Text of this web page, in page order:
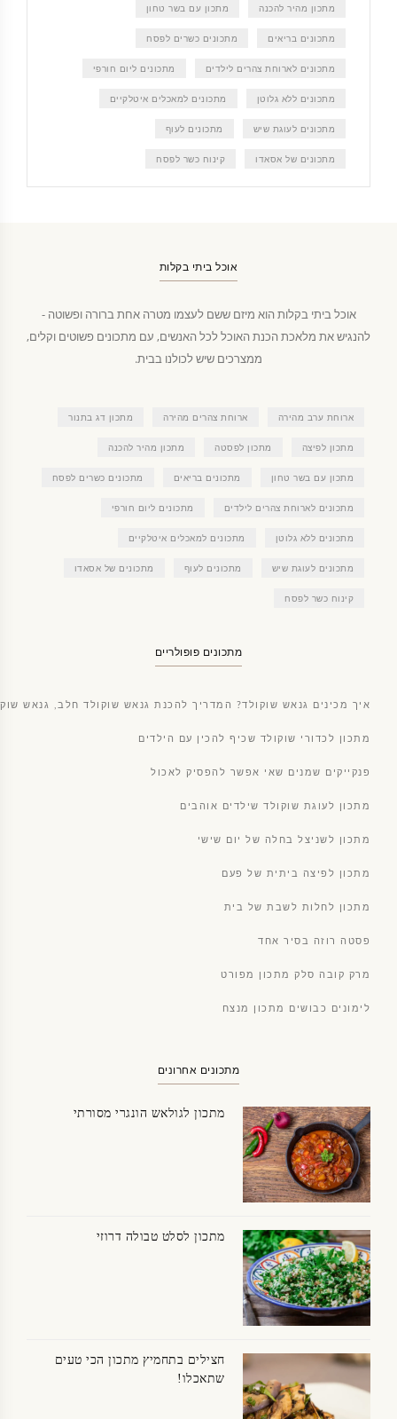
מתכון מהיר להכנה מתכון עם בשר טחון
מתכונים בריאים מתכונים כשרים לפסח
מתכונים לארוחת צהרים לילדים מתכונים ליום חורפי
מתכונים ללא גלוטן מתכונים למאכלים איטלקיים
מתכונים לעוגת שיש מתכונים לעוף
מתכונים של אסאדו קינוח כשר לפסח
אוכל ביתי בקלות
אוכל ביתי בקלות הוא מיזם ששם לעצמו מטרה אחת ברורה ופשוטה -
להנגיש את מלאכת הכנת האוכל לכל האנשים, עם מתכונים פשוטים וקלים,
ממצרכים שיש לכולנו בבית.
ארוחת ערב מהירה ארוחת צהרים מהירה מתכון דג בתנור
מתכון לפיצה מתכון לפסטה מתכון מהיר להכנה
מתכון עם בשר טחון מתכונים בריאים מתכונים כשרים לפסח
מתכונים לארוחת צהרים לילדים מתכונים ליום חורפי
מתכונים ללא גלוטן מתכונים למאכלים איטלקיים
מתכונים לעוגת שיש מתכונים לעוף מתכונים של אסאדו
קינוח כשר לפסח
מתכונים פופולריים
איך מכינים גנאש שוקולד? המדריך להכנת גנאש שוקולד חלב, גנאש
מתכון לכדורי שוקולד שכיף להכין עם הילדים
פנקייקים שמנים שאי אפשר להפסיק לאכול
מתכון לעוגת שוקולד שילדים אוהבים
מתכון לשניצל בחלה של יום שישי
מתכון לפיצה ביתית של פעם
מתכון לחלות לשבת של בית
פסטה רוזה בסיר אחד
מרק קובה סלק מתכון מפורט
לימונים כבושים מתכון מנצח
מתכונים אחרונים
מתכון לגולאש הונגרי מסורתי
מתכון לסלט טבולה דרוזי
חצילים בתחמיץ מתכון הכי טעים
שתאכלו!